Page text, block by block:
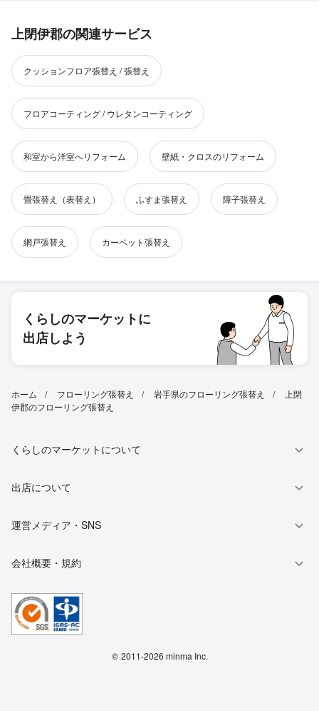
上閉伊郡の関連サービス
クッションフロア張替え / 張替え
フロアコーティング / ウレタンコーティング
和室から洋室へリフォーム 壁紙・クロスのリフォーム
畳張替え（表替え） ふすま張替え 障子張替え
網戸張替え カーペット張替え
くらしのマーケットに
出店しよう
ホーム フローリング張替え 岩手県のフローリング張替え
上閉
伊郡のフローリング張替え
くらしのマーケットについて
出店について
運営メディア・SNS
会社概要・規約
© 2011-2026 minma Inc.